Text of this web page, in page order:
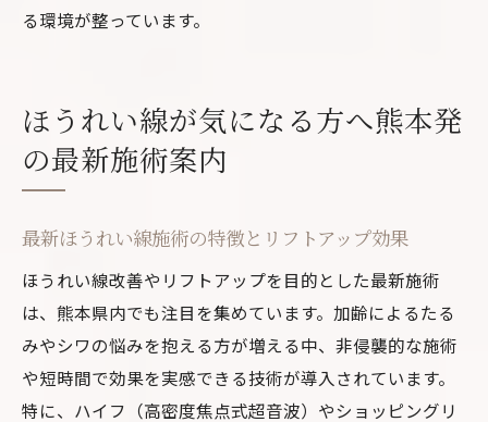
る環境が整っています。
ほうれい線が気になる方へ熊本発
の最新施術案内
最新ほうれい線施術の特徴とリフトアップ効果
ほうれい線改善やリフトアップを目的とした最新施術
は、熊本県内でも注目を集めています。加齢によるたる
みやシワの悩みを抱える方が増える中、非侵襲的な施術
や短時間で効果を実感できる技術が導入されています。
特に、ハイフ（高密度焦点式超音波）やショッピングリ